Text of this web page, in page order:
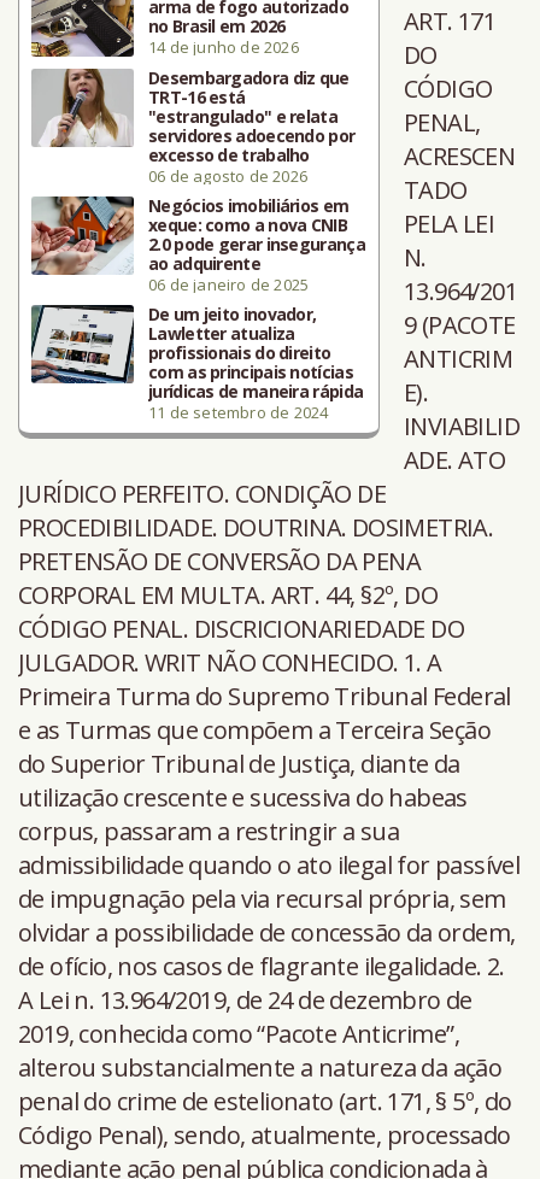
arma de fogo autorizado
no Brasil em 2026
14 de junho de 2026
Desembargadora diz que
TRT-16 está
"estrangulado" e relata
servidores adoecendo por
excesso de trabalho
06 de agosto de 2026
Negócios imobiliários em
xeque: como a nova CNIB
2.0 pode gerar insegurança
ao adquirente
06 de janeiro de 2025
De um jeito inovador,
Lawletter atualiza
profissionais do direito
com as principais notícias
jurídicas de maneira rápida
11 de setembro de 2024
ART. 171
DO
CÓDIGO
PENAL,
ACRESCEN
TADO
PELA LEI
N.
13.964/201
9 (PACOTE
ANTICRIM
E).
INVIABILID
ADE. ATO
JURÍDICO PERFEITO. CONDIÇÃO DE
PROCEDIBILIDADE. DOUTRINA. DOSIMETRIA.
PRETENSÃO DE CONVERSÃO DA PENA
CORPORAL EM MULTA. ART. 44, §2º, DO
CÓDIGO PENAL. DISCRICIONARIEDADE DO
JULGADOR. WRIT NÃO CONHECIDO. 1. A
Primeira Turma do Supremo Tribunal Federal
e as Turmas que compõem a Terceira Seção
do Superior Tribunal de Justiça, diante da
utilização crescente e sucessiva do habeas
corpus, passaram a restringir a sua
admissibilidade quando o ato ilegal for passível
de impugnação pela via recursal própria, sem
olvidar a possibilidade de concessão da ordem,
de ofício, nos casos de flagrante ilegalidade. 2.
A Lei n. 13.964/2019, de 24 de dezembro de
2019, conhecida como “Pacote Anticrime”,
alterou substancialmente a natureza da ação
penal do crime de estelionato (art. 171, § 5º, do
Código Penal), sendo, atualmente, processado
mediante ação penal pública condicionada à